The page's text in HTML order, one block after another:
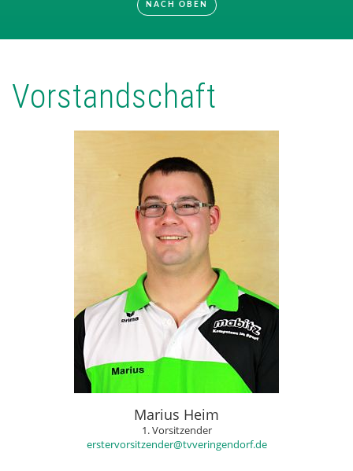
NACH OBEN
Vorstandschaft
Marius Heim
1. Vorsitzender
erstervorsitzender@tvveringendorf.de